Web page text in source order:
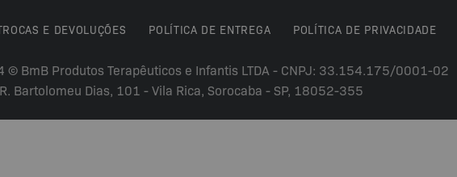
E DEVOLUÇÕES POLÍTICA DE ENTREGA POLÍTICA DE PRIVACIDADE
© BmB Produtos Terapêuticos e Infantis LTDA - CNPJ: 33.154.175/0001-02
R. Bartolomeu Dias, 101 - Vila Rica, Sorocaba - SP, 18052-355